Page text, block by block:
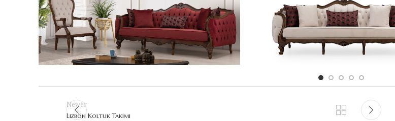
Newer
Lizbon Koltuk Takımı